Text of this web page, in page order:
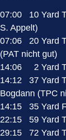
07:00 10 Yard
S. Appelt)
07:06 20 Yard
(PAT nicht gut)
14:06 2 Yard
14:12 37 Yard
Bogdann (TPC
14:15 35 Yard
22:15 59 Yard
29:15 72 Yard